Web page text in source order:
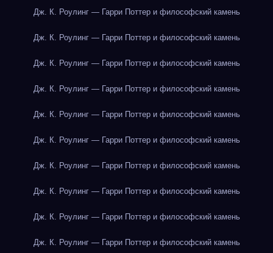
Дж. К. Роулинг — Гарри Поттер и философский камень
Дж. К. Роулинг — Гарри Поттер и философский камень
Дж. К. Роулинг — Гарри Поттер и философский камень
Дж. К. Роулинг — Гарри Поттер и философский камень
Дж. К. Роулинг — Гарри Поттер и философский камень
Дж. К. Роулинг — Гарри Поттер и философский камень
Дж. К. Роулинг — Гарри Поттер и философский камень
Дж. К. Роулинг — Гарри Поттер и философский камень
Дж. К. Роулинг — Гарри Поттер и философский камень
Дж. К. Роулинг — Гарри Поттер и философский камень